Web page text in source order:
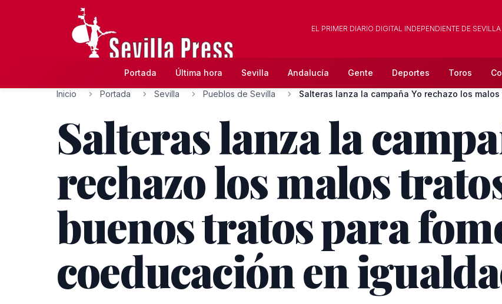
EL PRIMER DIARIO DIGITAL INDEPENDIENTE DE SEVILLA
Portada Última hora Sevilla Andalucía Gente Deportes Toros
Inicio Portada Sevilla Pueblos de Sevilla Salteras lanza la campaña Yo rechazo los
Salteras lanza la
rechazo los malos
buenos tratos para
coeducación en